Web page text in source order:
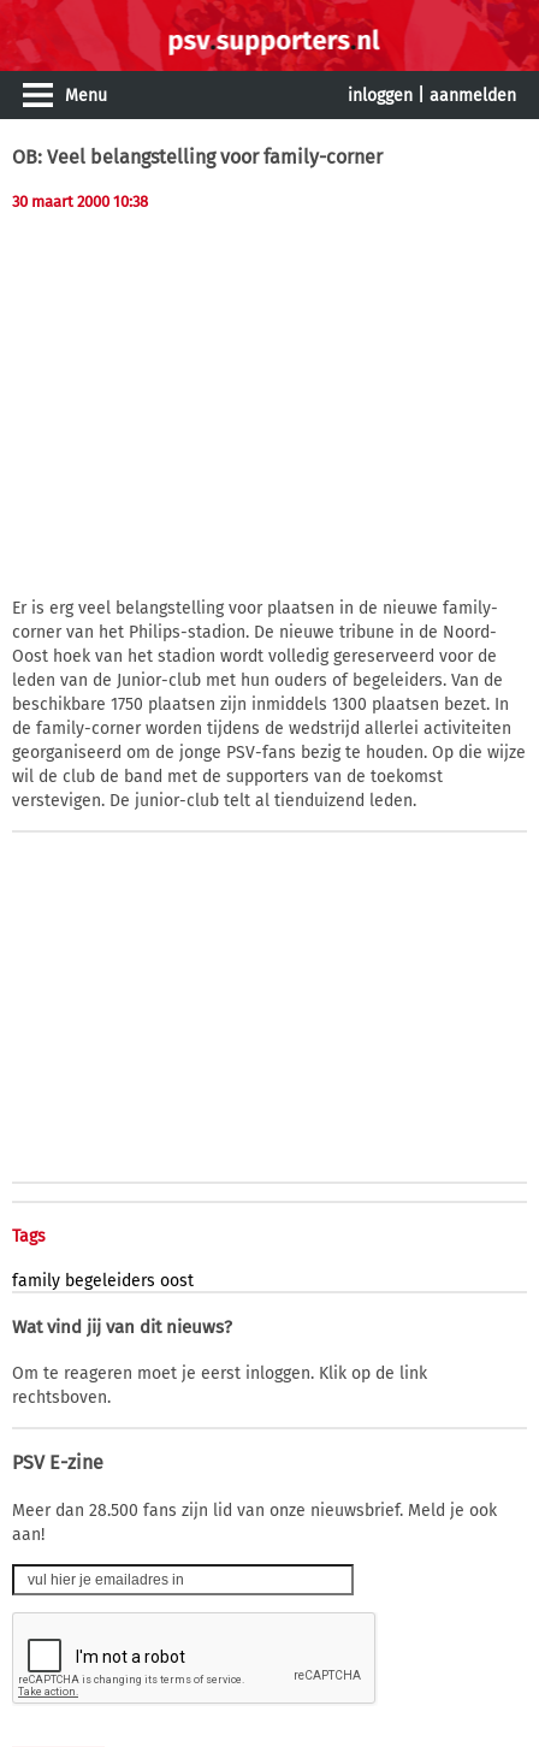
Menu inloggen aanmelden
OB: Veel belangstelling voor family-corner
30 maart 2000 10:38
Er is erg veel belangstelling voor plaatsen in de nieuwe family-
corner van het Philips-stadion. De nieuwe tribune in de Noord-
Oost hoek van het stadion wordt volledig gereserveerd voor de
leden van de Junior-club met hun ouders of begeleiders. Van de
beschikbare 1750 plaatsen zijn inmiddels 1300 plaatsen bezet. In
de family-corner worden tijdens de wedstrijd allerlei activiteiten
georganiseerd om de jonge PSV-fans bezig te houden. Op die wijze
wil de club de band met de supporters van de toekomst
verstevigen. De junior-club telt al tienduizend leden.
Tags
family begeleiders oost
Wat vind jij van dit nieuws?
Om te reageren moet je eerst inloggen. Klik op de link
rechtsboven.
PSV E-zine
Meer dan 28.500 fans zijn lid van onze nieuwsbrief. Meld je ook
aan!